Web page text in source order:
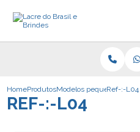
HomeProdutosModelos pequenos 10mm
Ref-:-L04
REF-:-L04